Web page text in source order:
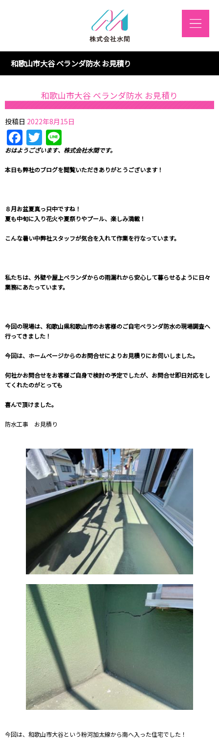
和歌山市大谷 ベランダ防水 お見積り
和歌山市大谷 ベランダ防水 お見積り
投稿日 2022年8月15日
Facebook
Twitter
おはようございます、株式会社水間です。
本日も弊社のブログを閲覧いただきありがとうございます！
８月お盆夏真っ只中ですね！
夏も中旬に入り花火や夏祭りやプール、楽しみ満載！
こんな暑い中弊社スタッフが気合を入れて作業を行なっています。
私たちは、外壁や屋上ベランダからの雨漏れから安心して暮らせるように日々
業務にあたっています。
今回の現場は、和歌山県和歌山市のお客様のご自宅ベランダ防水の現場調査へ
行ってきました！
今回は、ホームページからのお問合せによりお見積りにお伺いしました。
何社かお問合せをお客様ご自身で検討の予定でしたが、お問合せ即日対応をし
てくれたのがとっても
喜んで頂けました。
防水工事 お見積り
今回は、和歌山市大谷という粉河加太線から南へ入った住宅でした！